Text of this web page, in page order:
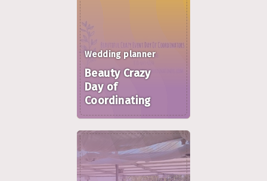
Wedding planner
Beauty Crazy
Day of
Coordinating